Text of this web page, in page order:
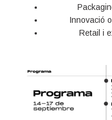
Innovació
Retail i